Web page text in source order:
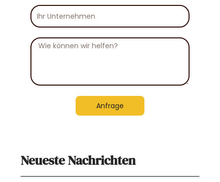
Ihr
Unternehmen
Nachricht
Anfrage
Neueste Nachrichten